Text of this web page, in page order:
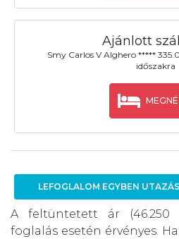
Ajánlott
Smy Carlos V Alghero *****
időszakra
LEFOGLALOM EGYBEN
A feltüntetett ár (46.250
foglalás esetén érvényes.